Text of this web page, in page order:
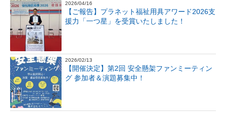
2026/04/16
【ご報告】プラネット福祉用具アワード2026支
援力「一つ星」を受賞いたしました！
2026/02/13
【開催決定】第2回 安全懸架ファンミーティン
グ 参加者＆演題募集中！